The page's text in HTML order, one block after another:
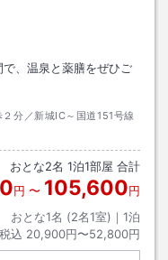
、温泉と薬膳をぜひご
２分／新城IC～国道151号線
おとな2名 1泊1部屋 合計
円 〜 105,600円
おとな1名 (2名1室)｜ 1泊
税込 20,900円〜52,800円